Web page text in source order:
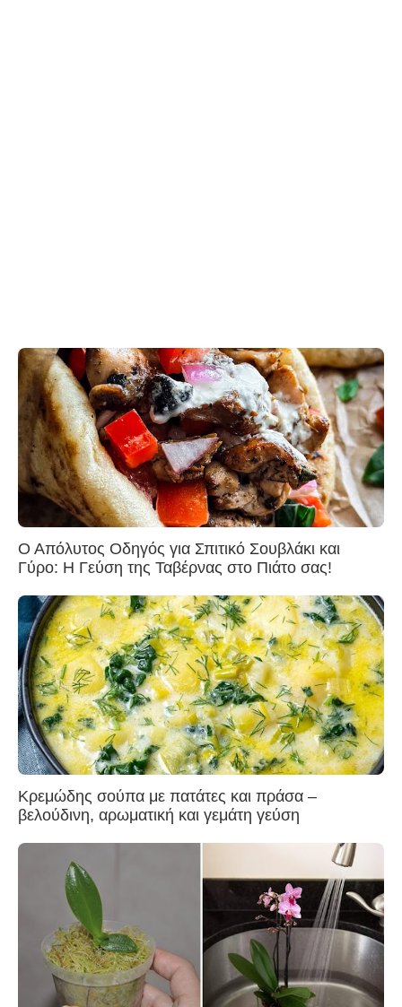
Ο Απόλυτος Οδηγός για Σπιτικό Σουβλάκι και
Γύρο: Η Γεύση της Ταβέρνας στο Πιάτο σας!
Κρεμώδης σούπα με πατάτες και πράσα –
βελούδινη, αρωματική και γεμάτη γεύση